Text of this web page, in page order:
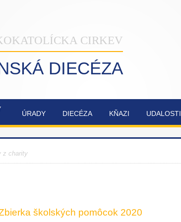
CIRKEV
DIECÉZA
ÚRADY DIECÉZA KŇAZI UDALOSTI
NAŠA
OBNOVA
TROJICE
z charity
školských pomôcok 2020